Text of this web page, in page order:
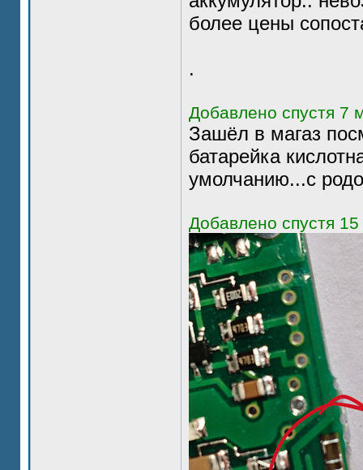
более цены
.
Добавлено спустя 7
Зашёл в магаз
батарейка
умолчанию...с
Добавлено спустя